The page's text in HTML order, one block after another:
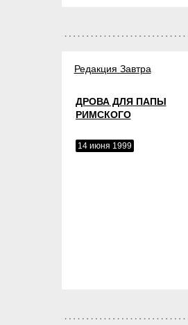
Редакция Завтра
ДРОВА ДЛЯ ПАПЫ
РИМСКОГО
14 июня 1999